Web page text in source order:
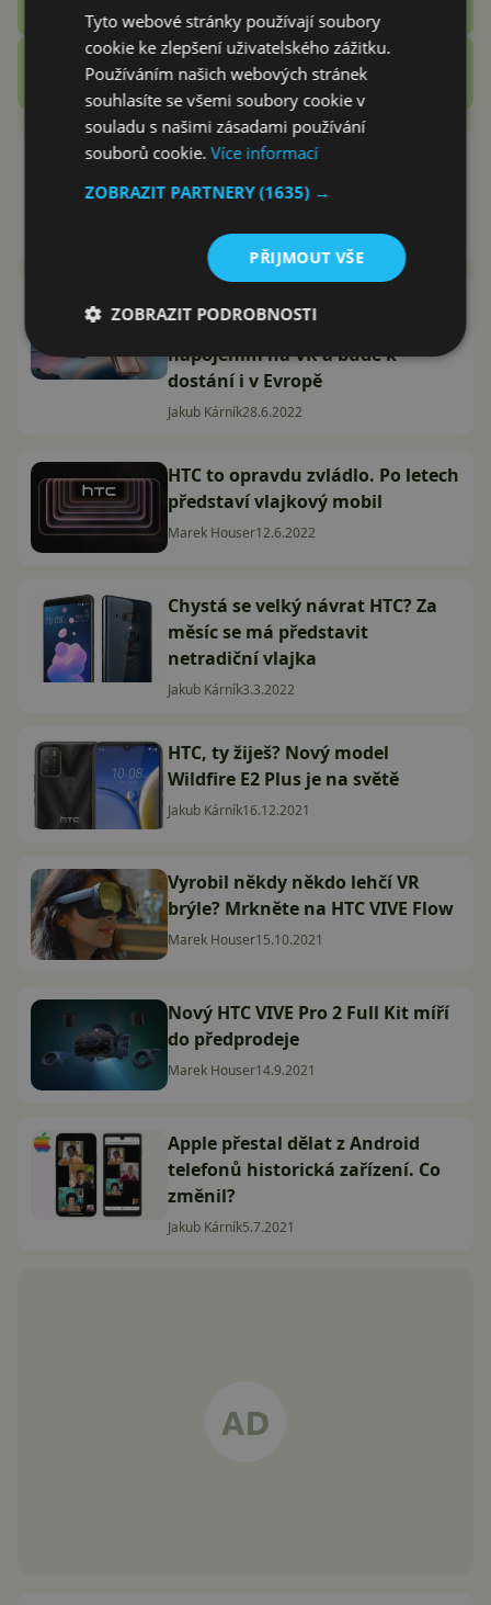
Vašek Švec
Zobrazit další
Recenze
HTC to zkouší na trhu s Android
tablety. Na papíře jde ale o
Jakub Kárník4.7.2022
Zaujme 120Hz displejem,
napojením na VR a bude k
dostání i v Evropě
Jakub Kárník28.6.2022
HTC to opravdu zvládlo. Po letech
představí vlajkový mobil
Marek Houser12.6.2022
Chystá se velký návrat HTC? Za
měsíc se má představit
netradiční vlajka
Jakub Kárník3.3.2022
HTC, ty žiješ? Nový model
Wildfire E2 Plus je na světě
Jakub Kárník16.12.2021
Vyrobil někdy někdo lehčí VR
brýle? Mrkněte na HTC VIVE Flow
Marek Houser15.10.2021
Nový HTC VIVE Pro 2 Full Kit míří
do předprodeje
Marek Houser14.9.2021
Apple přestal dělat z Android
telefonů historická zařízení. Co
změnil?
Jakub Kárník5.7.2021
Tyto webové stránky používají soubory
cookie ke zlepšení uživatelského zážitku.
Používáním našich webových stránek
souhlasíte se všemi soubory cookie v
souladu s našimi zásadami používání
souborů cookie.Více informací
ZOBRAZIT PARTNERY(1635) →
PŘIJMOUT VŠE
ZOBRAZIT PODROBNOSTI